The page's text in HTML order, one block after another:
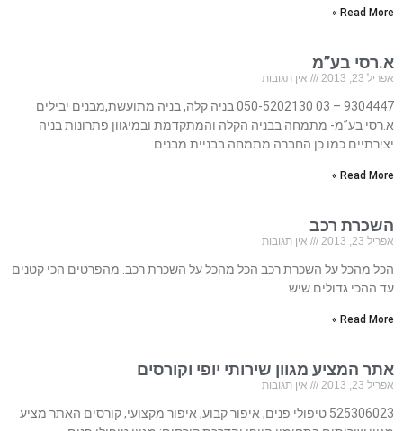
Read More »
א.רסי בע”מ
אפריל 23, 2013 אין תגובות
9304447 – 03 050-5202130 בניה קלה, בניה מתועשת,מבנים יבילים
א.רסי בע”מ- מתמחה בבניה הקלה והמתקדמת ובמיגוון פתרונות בניה
יצירתיים כמו כן החברה מתמחה בבניית מבנים
Read More »
השכרת רכב
אפריל 23, 2013 אין תגובות
הכל מהכל על השכרת רכב הכל מהכל על השכרת רכב. מהפרטים הכי קטנים
עד ההכי גדולים שיש.
Read More »
אתר המציע מגוון שירותי יופי וקורסים
אפריל 23, 2013 אין תגובות
525306023 טיפולי פנים, איפור קבוע, איפור מקצועי, קורסים האתר מציע